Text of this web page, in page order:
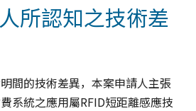
所認知之技術差
間的技術差異，本案申請人主張
系統之應用屬RFID短距離感應技